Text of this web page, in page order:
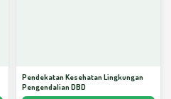
Pendekatan Kesehatan Lingkungan
Pengendalian DBD